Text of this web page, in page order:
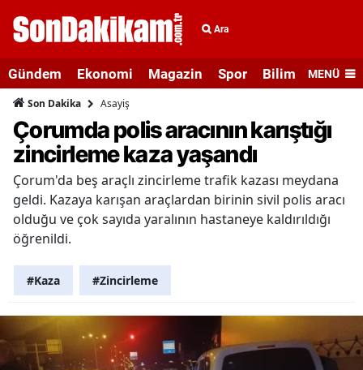
Ara
Gündem Ekonomi Magazin Spor Bilim veMENÜ
Son Dakika Asayiş
Çorumda polis aracının karıştığı
zincirleme kaza yaşandı
Çorum'da beş araçlı zincirleme trafik kazası meydana
geldi. Kazaya karışan araçlardan birinin sivil polis aracı
olduğu ve çok sayıda yaralının hastaneye kaldırıldığı
öğrenildi.
#Kaza #Zincirleme